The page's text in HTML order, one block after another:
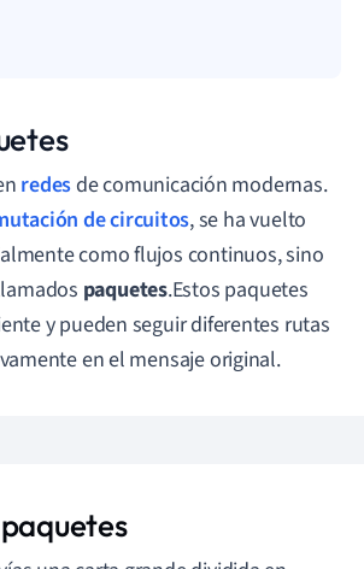
redesde comunicación modernas.
de circuitos, se ha vuelto
como flujos continuos, sino
paquetes.Estos paquetes
y pueden seguir diferentes rutas
en el mensaje original.